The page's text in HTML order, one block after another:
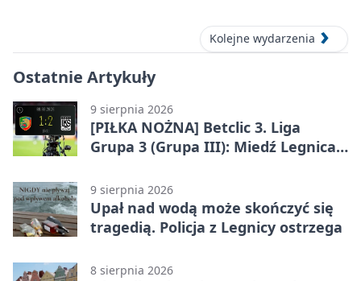
Kolejne wydarzenia
Ostatnie Artykuły
9 sierpnia 2026
[PIŁKA NOŻNA] Betclic 3. Liga
Grupa 3 (Grupa III): Miedź Legnica
gości w Legnicy
9 sierpnia 2026
Upał nad wodą może skończyć się
tragedią. Policja z Legnicy ostrzega
8 sierpnia 2026